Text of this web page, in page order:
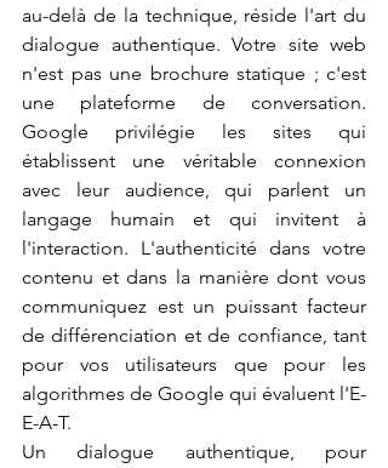
au-delà de la technique, réside l'art du
dialogue authentique. Votre site web
n'est pas une brochure statique ; c'est
une plateforme de conversation.
Google privilégie les sites qui
établissent une véritable connexion
avec leur audience, qui parlent un
langage humain et qui invitent à
l'interaction. L'authenticité dans votre
contenu et dans la manière dont vous
communiquez est un puissant facteur
de différenciation et de confiance, tant
pour vos utilisateurs que pour les
algorithmes de Google qui évaluent l'E-
E-A-T.